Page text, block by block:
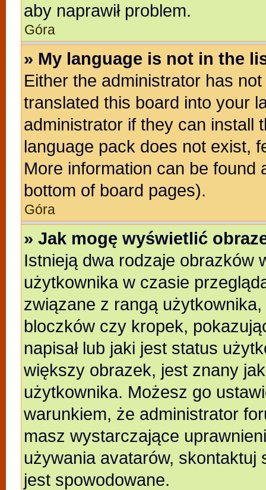
aby naprawił problem.
Góra
» My language is not in the
Either the administrator has
translated this board into your
administrator if they can install
language pack does not exist,
More information can be found
bottom of board pages).
Góra
» Jak mogę wyświetlić
Istnieją dwa rodzaje obrazków
użytkownika w czasie
związane z rangą
bloczków czy kropek,
napisał lub jaki jest status
większy obrazek, jest znany
użytkownika. Możesz go
warunkiem, że administrator
masz wystarczające
używania avatarów,
jest spowodowane.